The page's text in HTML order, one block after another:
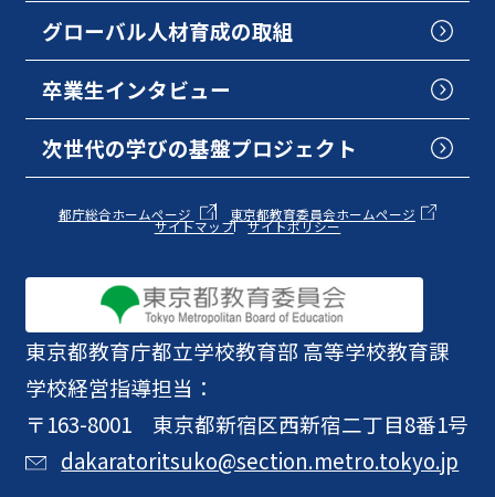
東京都教育庁都立学校教育部 高等学校教育課
学校経営指導担当：
〒163-8001 東京都新宿区西新宿二丁目8番1号
dakaratoritsuko@section.metro.tokyo.jp
グローバル人材育成の取組
卒業生インタビュー
次世代の学びの基盤プロジェクト
都庁総合ホームページ 東京都教育委員会ホームページ
サイトマップ サイトポリシー